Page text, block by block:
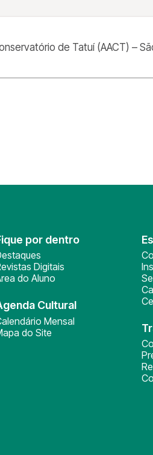
de Tatuí (AACT) –
por dentro
Digitais
do Aluno
Cultural
Mensal
do Site